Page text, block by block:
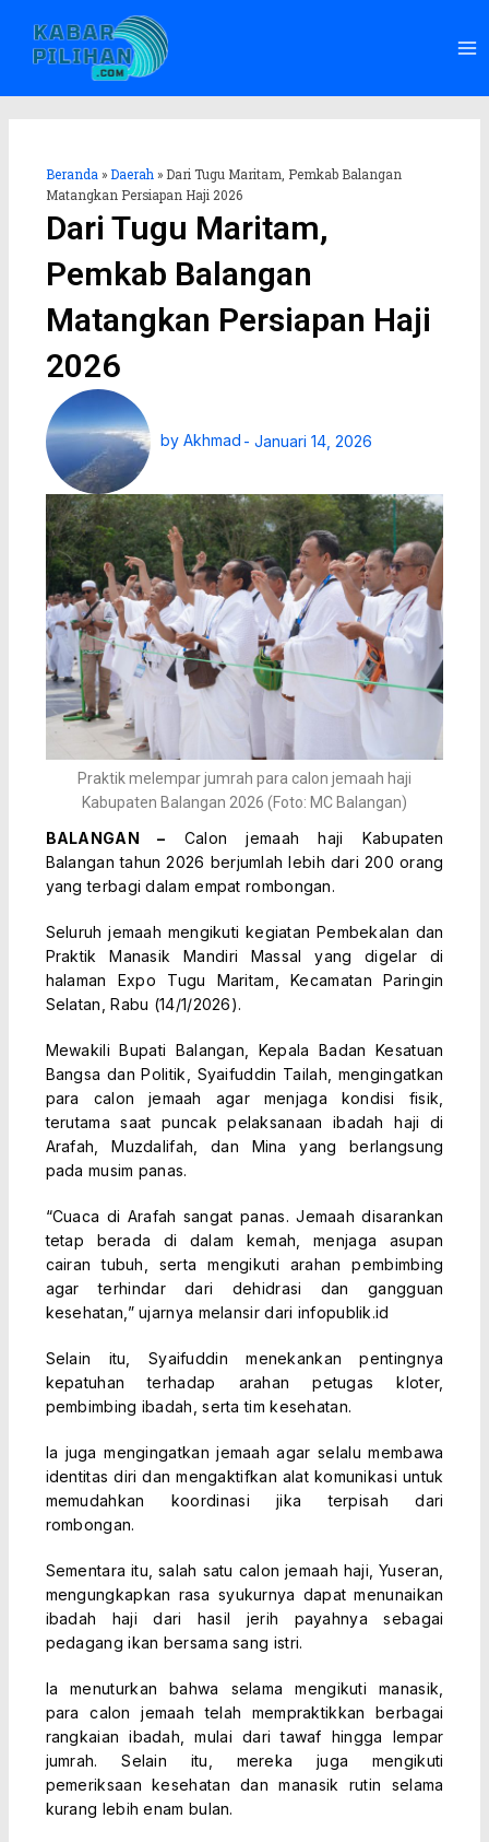
konten
Beranda » Daerah » Dari Tugu Maritam, Pemkab Balangan
Matangkan Persiapan Haji 2026
Dari Tugu Maritam,
Pemkab Balangan
Matangkan Persiapan Haji
2026
byAkhmad - Januari 14, 2026
Praktik melempar jumrah para calon jemaah haji
Kabupaten Balangan 2026 (Foto: MC Balangan)
BALANGAN – Calon jemaah haji Kabupaten
Balangan tahun 2026 berjumlah lebih dari 200 orang
yang terbagi dalam empat rombongan.
Seluruh jemaah mengikuti kegiatan Pembekalan dan
Praktik Manasik Mandiri Massal yang digelar di
halaman Expo Tugu Maritam, Kecamatan Paringin
Selatan, Rabu (14/1/2026).
Mewakili Bupati Balangan, Kepala Badan Kesatuan
Bangsa dan Politik, Syaifuddin Tailah, mengingatkan
para calon jemaah agar menjaga kondisi fisik,
terutama saat puncak pelaksanaan ibadah haji di
Arafah, Muzdalifah, dan Mina yang berlangsung
pada musim panas.
“Cuaca di Arafah sangat panas. Jemaah disarankan
tetap berada di dalam kemah, menjaga asupan
cairan tubuh, serta mengikuti arahan pembimbing
agar terhindar dari dehidrasi dan gangguan
kesehatan,” ujarnya melansir dari infopublik.id
Selain itu, Syaifuddin menekankan pentingnya
kepatuhan terhadap arahan petugas kloter,
pembimbing ibadah, serta tim kesehatan.
Ia juga mengingatkan jemaah agar selalu membawa
identitas diri dan mengaktifkan alat komunikasi untuk
memudahkan koordinasi jika terpisah dari
rombongan.
Sementara itu, salah satu calon jemaah haji, Yuseran,
mengungkapkan rasa syukurnya dapat menunaikan
ibadah haji dari hasil jerih payahnya sebagai
pedagang ikan bersama sang istri.
Ia menuturkan bahwa selama mengikuti manasik,
para calon jemaah telah mempraktikkan berbagai
rangkaian ibadah, mulai dari tawaf hingga lempar
jumrah. Selain itu, mereka juga mengikuti
pemeriksaan kesehatan dan manasik rutin selama
kurang lebih enam bulan.